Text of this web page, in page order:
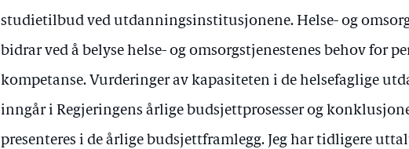
studietilbud ved utdanningsinstitusjonene. Helse- og
bidrar ved å belyse helse- og omsorgstjenestenes behov for
kompetanse. Vurderinger av kapasiteten i de helsefaglige
inngår i Regjeringens årlige budsjettprosesser og
presenteres i de årlige budsjettframlegg. Jeg har tidligere